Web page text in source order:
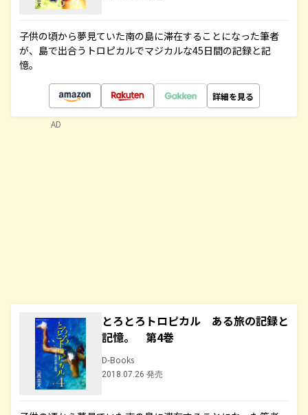
子供の頃から夢見ていた南の島に滞在することになった筆者
が、島で出合うトロピカルでマジカルな45日間の記録と記
憶。
詳細を見る
とろとろトロピカル ある旅の記録と
記憶。 第4巻
D-Books
2018.07.26 発売
AD